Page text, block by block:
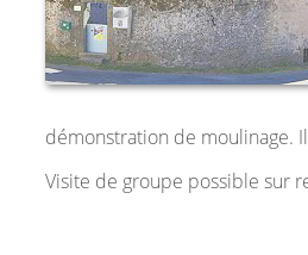
démonstration de moulinage.
Visite de groupe possible sur